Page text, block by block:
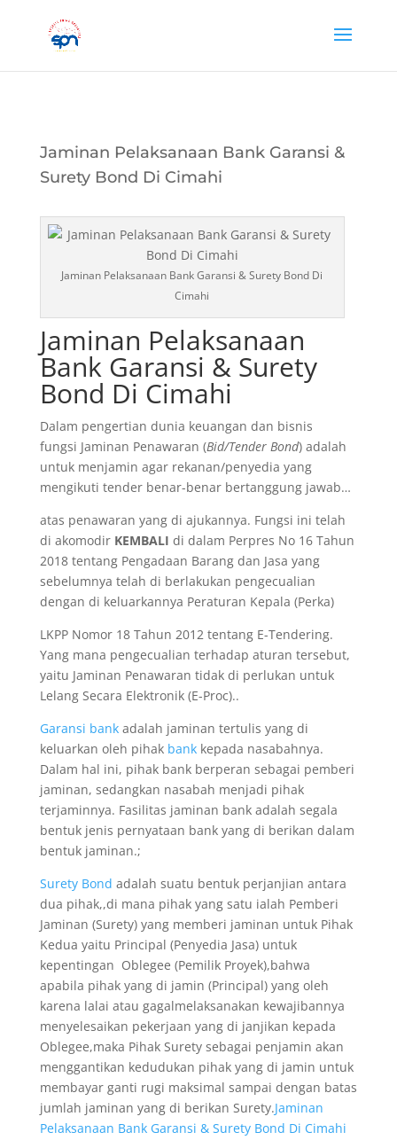
Jaminan Pelaksanaan Bank Garansi &
Surety Bond Di Cimahi
Jaminan Pelaksanaan Bank Garansi & Surety Bond Di
Cimahi
Jaminan Pelaksanaan
Bank Garansi & Surety
Bond Di Cimahi
Dalam pengertian dunia keuangan dan bisnis
fungsi Jaminan Penawaran (Bid/Tender Bond) adalah
untuk menjamin agar rekanan/penyedia yang
mengikuti tender benar-benar bertanggung jawab…
atas penawaran yang di ajukannya. Fungsi ini telah
di akomodir KEMBALI di dalam Perpres No 16 Tahun
2018 tentang Pengadaan Barang dan Jasa yang
sebelumnya telah di berlakukan pengecualian
dengan di keluarkannya Peraturan Kepala (Perka)
LKPP Nomor 18 Tahun 2012 tentang E-Tendering.
Yang mana pengecualian terhadap aturan tersebut,
yaitu Jaminan Penawaran tidak di perlukan untuk
Lelang Secara Elektronik (E-Proc)..
Garansi bankadalah jaminan tertulis yang di
keluarkan oleh pihak bankkepada nasabahnya.
Dalam hal ini, pihak bank berperan sebagai pemberi
jaminan, sedangkan nasabah menjadi pihak
terjaminnya. Fasilitas jaminan bank adalah segala
bentuk jenis pernyataan bank yang di berikan dalam
bentuk jaminan.;
Surety Bond adalah suatu bentuk perjanjian antara
dua pihak,,di mana pihak yang satu ialah Pemberi
Jaminan (Surety) yang memberi jaminan untuk Pihak
Kedua yaitu Principal (Penyedia Jasa) untuk
kepentingan Oblegee (Pemilik Proyek),bahwa
apabila pihak yang di jamin (Principal) yang oleh
karena lalai atau gagalmelaksanakan kewajibannya
menyelesaikan pekerjaan yang di janjikan kepada
Oblegee,maka Pihak Surety sebagai penjamin akan
menggantikan kedudukan pihak yang di jamin untuk
membayar ganti rugi maksimal sampai dengan batas
jumlah jaminan yang di berikan Surety.Jaminan
Pelaksanaan Bank Garansi & Surety Bond Di Cimahi